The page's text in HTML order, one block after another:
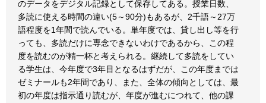
のデータをデジタル記録として保存してある。授業日数、
多読に使える時間の違い(5～90分)もあるが、2千語～27万
語程度を1年間で読んでいる。単年度では、貸し出し等を行
っても、多読だけに専念できないわけであるから、この程
度を読むのが精一杯と考えられる。継続して多読をしてい
る学生は、今年度で3年目となるはずだが、この年度までは
ゼミナールも2年間であり、また、全体の傾向としては、最
初の年度は指示通り読むが、年度が進むにつれて、他の課